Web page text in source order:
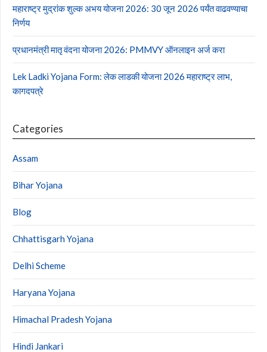
महाराष्ट्र मुद्रांक शुल्क अभय योजना 2026: 30 जून 2026 पर्यंत वाढवण्याचा
निर्णय
प्रधानमंत्री मातृ वंदना योजना 2026: PMMVY ऑनलाइन अर्ज करा
Lek Ladki Yojana Form: लेक लाडकी योजना 2026 महाराष्ट्र लाभ,
कागदपत्रे
Categories
Assam
Bihar Yojana
Blog
Chhattisgarh Yojana
Delhi Scheme
Haryana Yojana
Himachal Pradesh Yojana
Hindi Jankari